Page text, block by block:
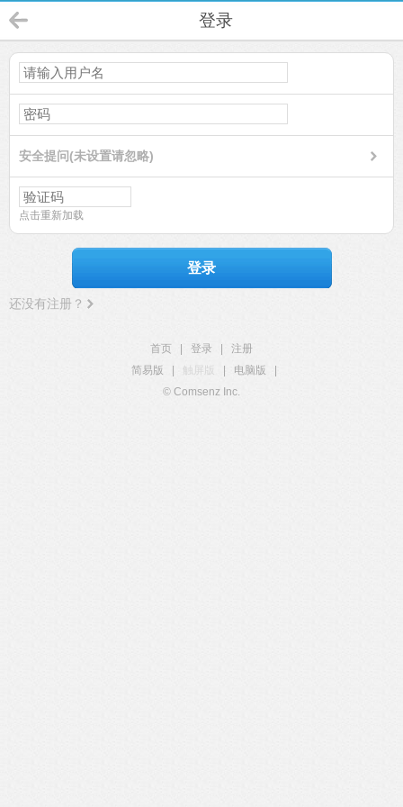
登录
安全提问(未设置请忽略)
点击重新加载
登录
还没有注册？
首页 登录
注册
简易版
触屏版 电脑版
© Comsenz Inc.